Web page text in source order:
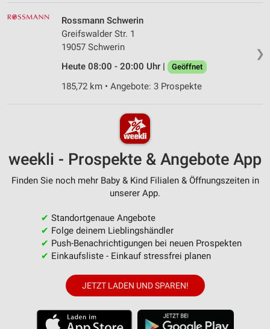
❯
Rossmann Schwerin
Greifswalder Str. 1
19057 Schwerin
Heute 08:00 - 20:00 Uhr |
Geöffnet
185,72 km • Angebote: 3 Prospekte
weekli - Prospekte & Angebote App
Finden Sie noch mehr Baby & Kind Filialen & Öffnungszeiten in
unserer App.
✔ Standortgenaue Angebote
✔ Folge deinem Lieblingshändler
✔ Push-Benachrichtigungen bei neuen Prospekten
✔ Einkaufsliste - Einkauf stressfrei planen
JETZT LADEN UND SPAREN!